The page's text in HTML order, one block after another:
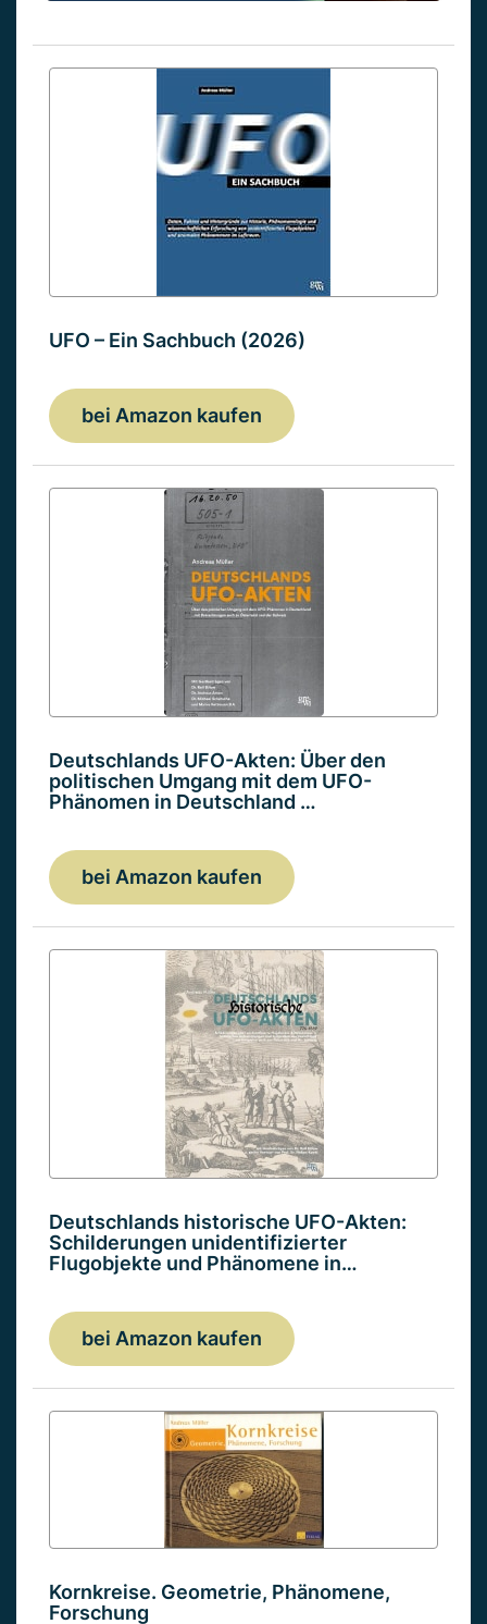
UFO – Ein Sachbuch (2026)
bei Amazon kaufen
Deutschlands UFO-Akten: Über den
politischen Umgang mit dem UFO-
Phänomen in Deutschland …
bei Amazon kaufen
Deutschlands historische UFO-Akten:
Schilderungen unidentifizierter
Flugobjekte und Phänomene in…
bei Amazon kaufen
Kornkreise. Geometrie, Phänomene,
Forschung